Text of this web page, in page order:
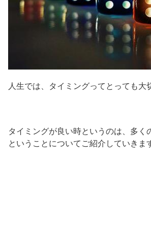
人生では、タイミングってとっても大
タイミングが良い時というのは、多く
ということについてご紹介していきま